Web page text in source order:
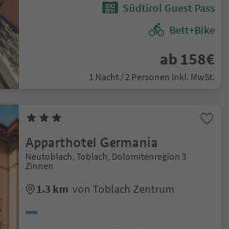
Südtirol Guest Pass
Bett+Bike
ab 158€
1 Nacht / 2 Personen Inkl. MwSt.
Apparthotel Germania
Neutoblach, Toblach, Dolomitenregion 3
Zinnen
1.3 km von Toblach Zentrum